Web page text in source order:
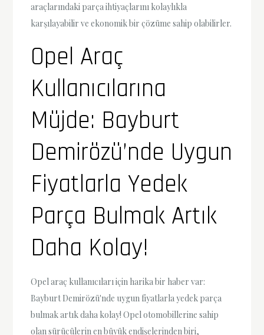
araçlarındaki parça ihtiyaçlarını kolaylıkla
karşılayabilir ve ekonomik bir çözüme sahip olabilirler.
Opel Araç
Kullanıcılarına
Müjde: Bayburt
Demirözü’nde Uygun
Fiyatlarla Yedek
Parça Bulmak Artık
Daha Kolay!
Opel araç kullanıcıları için harika bir haber var:
Bayburt Demirözü'nde uygun fiyatlarla yedek parça
bulmak artık daha kolay! Opel otomobillerine sahip
olan sürücülerin en büyük endişelerinden biri,